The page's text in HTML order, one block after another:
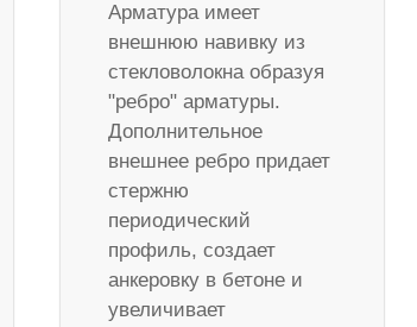
Арматура имеет
внешнюю навивку из
стекловолокна образуя
"ребро" арматуры.
Дополнительное
внешнее ребро придает
стержню
периодический
профиль, создает
анкеровку в бетоне и
увеличивает